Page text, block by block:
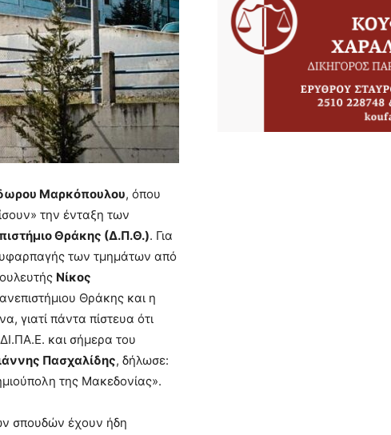
Μαρκόπουλου, όπου
την ένταξη των
Θράκης (Δ.Π.Θ.). Για
υφαρπαγής των τμημάτων από
Νίκος
Θράκης και η
γιατί πάντα πίστευα ότι
και σήμερα του
Πασχαλίδης, δήλωσε:
της Μακεδονίας».
σπουδών έχουν ήδη